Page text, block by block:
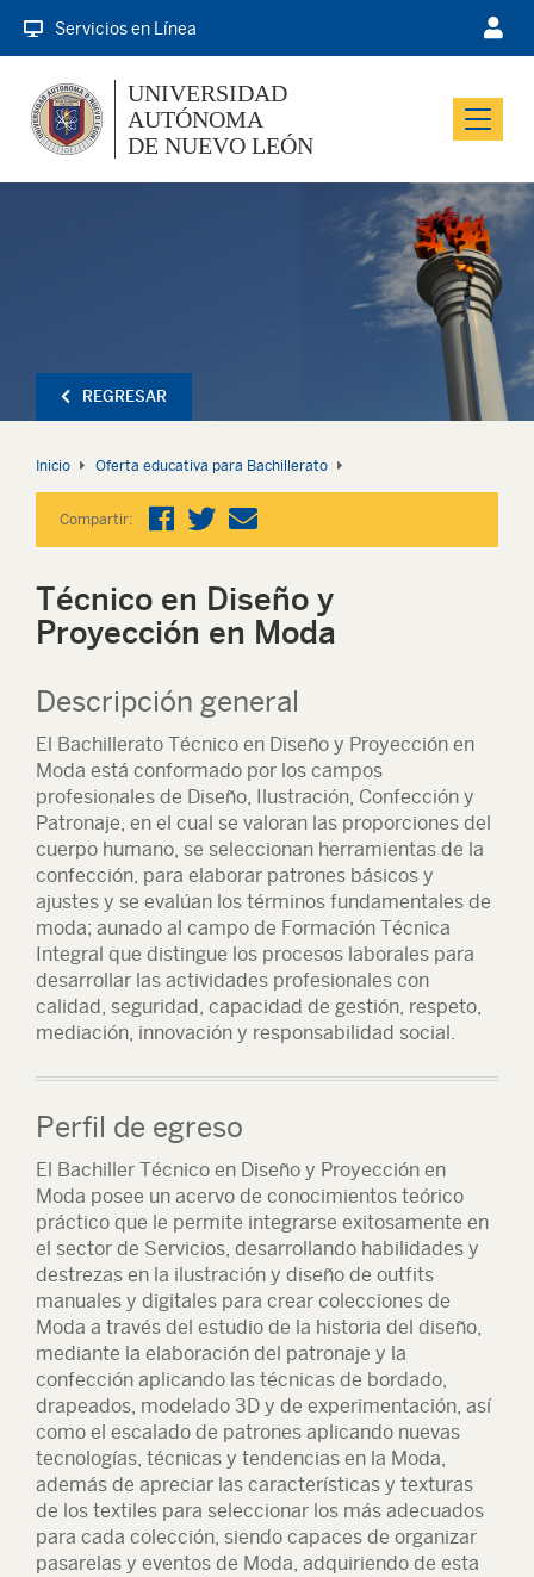
Servicios en Línea
Menu
UNIVERSIDAD
AUTÓNOMA
DE NUEVO LEÓN
REGRESAR
Inicio Oferta educativa para Bachillerato
Compartir:
Técnico en Diseño y
Proyección en Moda
Descripción general
El Bachillerato Técnico en Diseño y Proyección en
Moda está conformado por los campos
profesionales de Diseño, Ilustración, Confección y
Patronaje, en el cual se valoran las proporciones del
cuerpo humano, se seleccionan herramientas de la
confección, para elaborar patrones básicos y
ajustes y se evalúan los términos fundamentales de
moda; aunado al campo de Formación Técnica
Integral que distingue los procesos laborales para
desarrollar las actividades profesionales con
calidad, seguridad, capacidad de gestión, respeto,
mediación, innovación y responsabilidad social.
Perfil de egreso
El Bachiller Técnico en Diseño y Proyección en
Moda posee un acervo de conocimientos teórico
práctico que le permite integrarse exitosamente en
el sector de Servicios, desarrollando habilidades y
destrezas en la ilustración y diseño de outfits
manuales y digitales para crear colecciones de
Moda a través del estudio de la historia del diseño,
mediante la elaboración del patronaje y la
confección aplicando las técnicas de bordado,
drapeados, modelado 3D y de experimentación, así
como el escalado de patrones aplicando nuevas
tecnologías, técnicas y tendencias en la Moda,
además de apreciar las características y texturas
de los textiles para seleccionar los más adecuados
para cada colección, siendo capaces de organizar
pasarelas y eventos de Moda, adquiriendo de esta